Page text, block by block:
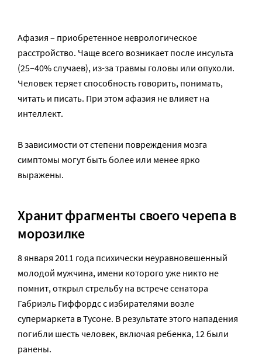
Афазия – приобретенное неврологическое
расстройство. Чаще всего возникает после инсульта
(25–40% случаев), из-за травмы головы или опухоли.
Человек теряет способность говорить, понимать,
читать и писать. При этом афазия не влияет на
интеллект.
В зависимости от степени повреждения мозга
симптомы могут быть более или менее ярко
выражены.
Хранит фрагменты своего черепа в
морозилке
8 января 2011 года психически неуравновешенный
молодой мужчина, имени которого уже никто не
помнит, открыл стрельбу на встрече сенатора
Габриэль Гиффордс с избирателями возле
супермаркета в Тусоне. В результате этого нападения
погибли шесть человек, включая ребенка, 12 были
ранены.